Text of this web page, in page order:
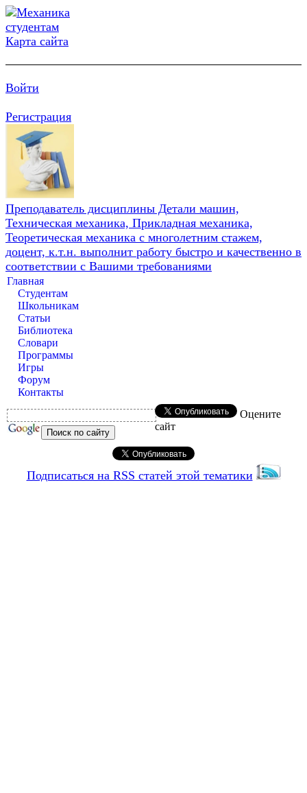
Карта сайта
Войти
Регистрация
Преподаватель дисциплины Детали машин,
Техническая механика, Прикладная механика,
Теоретическая механика с многолетним стажем,
доцент, к.т.н. выполнит работу быстро и качественно в
соответствии с Вашими требованиями
Главная
Студентам
Школьникам
Статьи
Библиотека
Словари
Программы
Игры
Форум
Контакты
Оцените
сайт
Подписаться на RSS статей этой тематики